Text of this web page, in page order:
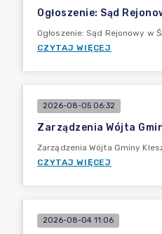
Ogłoszenie: Sąd
Ogłoszenie: Sąd Rejonowy w
CZYTAJ WIĘCEJ
2026-08-05 06:32
Zarządzenia Wójta
Zarządzenia Wójta Gminy
CZYTAJ WIĘCEJ
2026-08-04 11:06